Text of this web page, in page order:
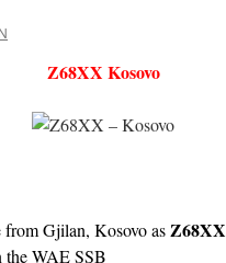
Z68XX Kosovo
Gjilan, Kosovo asZ68XX
WAE SSB